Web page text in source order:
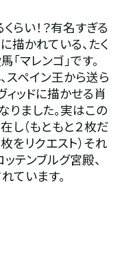
い！？有名すぎる
描かれている、たく
マレンゴ」です。
スペイン王から送ら
ッドに描かせる肖
りました。実はこの
し（もともと２枚だ
をリクエスト）それ
テンブルグ宮殿、
ています。